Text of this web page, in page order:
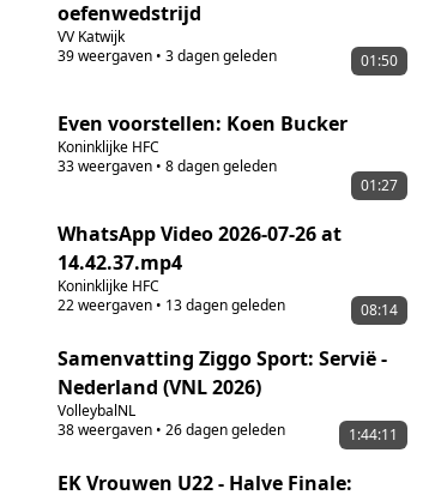
oefenwedstrijd
VV Katwijk
39weergaven • 3 dagen geleden 01:50
Even voorstellen: Koen Bucker
Koninklijke HFC
33weergaven • 8 dagen geleden
01:27
WhatsApp Video 2026-07-26 at
14.42.37.mp4
Koninklijke HFC
22weergaven • 13 dagen geleden 08:14
Samenvatting Ziggo Sport: Servië -
Nederland (VNL 2026)
VolleybalNL
38weergaven • 26 dagen geleden 1:44:11
EK Vrouwen U22 - Halve Finale: